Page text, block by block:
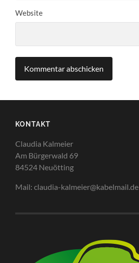
Website
KONTAKT
Claudia Kalmeier
Am Bürgerwald 69
84524 Neuötting
Mail: claudia-kalmeier@kabelmail.de